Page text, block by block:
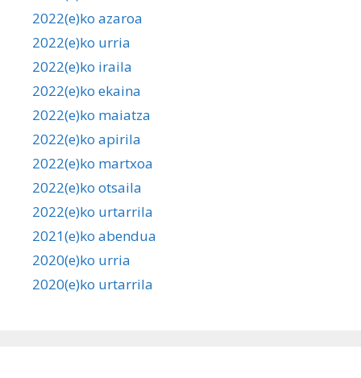
2022(e)ko azaroa
2022(e)ko urria
2022(e)ko iraila
2022(e)ko ekaina
2022(e)ko maiatza
2022(e)ko apirila
2022(e)ko martxoa
2022(e)ko otsaila
2022(e)ko urtarrila
2021(e)ko abendua
2020(e)ko urria
2020(e)ko urtarrila